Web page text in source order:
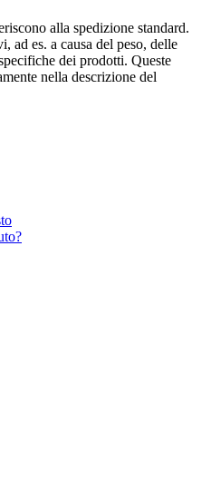
alla spedizione standard.
ad es. a causa del peso, delle
dei prodotti. Queste
nella descrizione del